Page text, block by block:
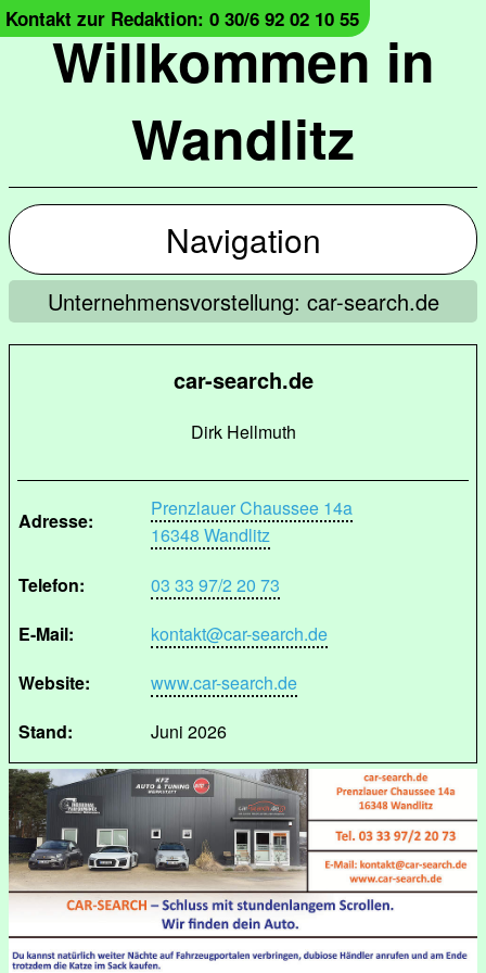
Willkommen in
Wandlitz
Kontakt zur Redaktion: 0 30/6 92 02 10 55
Navigation
Unternehmensvorstellung: car-search.de
car-search.de
Dirk Hellmuth
Adresse:
Prenzlauer Chaussee 14a
16348 Wandlitz
Telefon:
03 33 97/2 20 73
E-Mail:
kontakt@car-search.de
Website:
www.car-search.de
Stand:
Juni 2026